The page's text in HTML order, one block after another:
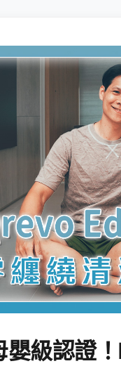
嬰級認證